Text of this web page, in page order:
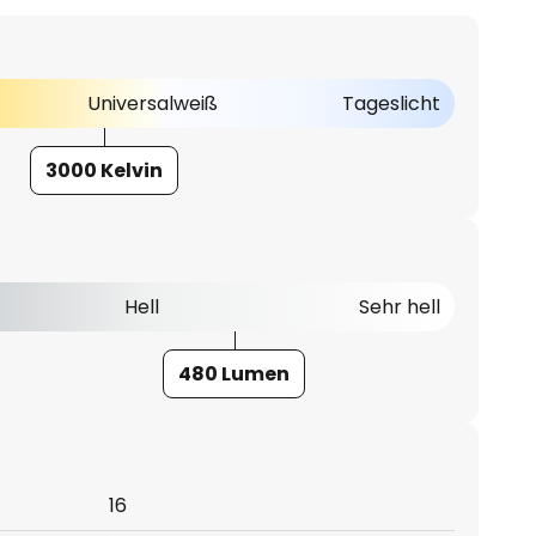
Universalweiß Tageslicht
3000 Kelvin
Hell Sehr hell
480 Lumen
16